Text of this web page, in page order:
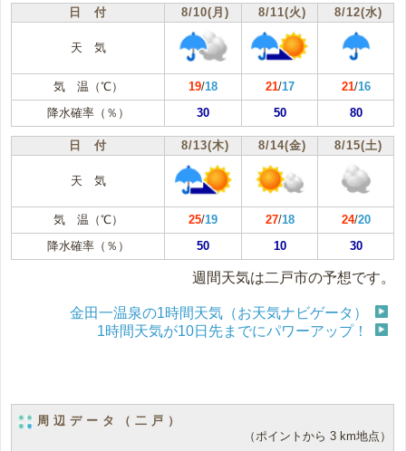
日 付 8/10(月) 8/11(火) 8/12(水)
天 気
気 温（℃） 19/18 21/17 21/16
降水確率（％）
30 50 80
日 付 8/13(木) 8/14(金) 8/15(土)
天 気
気 温（℃） 25/19 27/18 24/20
降水確率（％）
50 10 30
週間天気は二戸市の予想です。
金田一温泉の1時間天気（お天気ナビゲータ）
1時間天気が10日先までにパワーアップ！
周辺データ（二戸）
（ポイントから 3 km地点）